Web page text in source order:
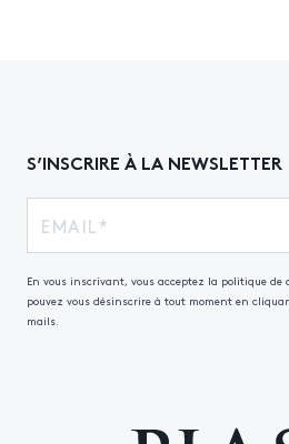
S’INSCRIRE À LA NEWSLETTER
En vous inscrivant, vous acceptez la politique de
pouvez vous désinscrire à tout moment en
mails.